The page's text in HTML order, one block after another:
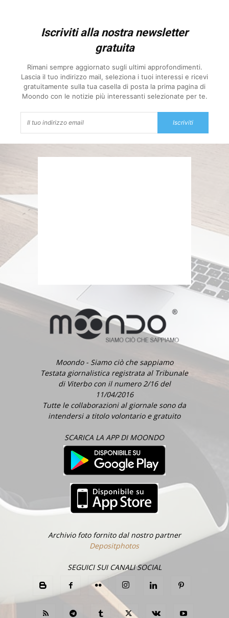
Iscriviti alla nostra newsletter
gratuita
Rimani sempre aggiornato sugli ultimi approfondimenti.
Lascia il tuo indirizzo mail, seleziona i tuoi interessi e ricevi
gratuitamente sulla tua casella di posta la prima pagina di
Moondo con le notizie più interessanti selezionate per te.
Iscriviti
Moondo - Siamo ciò che sappiamo
Testata giornalistica registrata al Tribunale
di Viterbo con il numero 2/16 del
11/04/2016
Tutte le collaborazioni al giornale sono da
intendersi a titolo volontario e gratuito
SCARICA LA APP DI MOONDO
Archivio foto fornito dal nostro partner
Depositphotos
SEGUICI SUI CANALI SOCIAL